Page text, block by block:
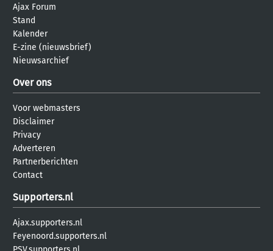
Ajax Forum
Stand
Kalender
E-zine (nieuwsbrief)
Nieuwsarchief
Over ons
Voor webmasters
Disclaimer
Privacy
Adverteren
Partnerberichten
Contact
Supporters.nl
Ajax.supporters.nl
Feyenoord.supporters.nl